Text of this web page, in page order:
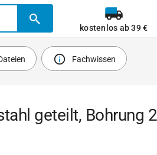
kostenlos ab 39 €
Fachwissen
geteilt, Bohrung